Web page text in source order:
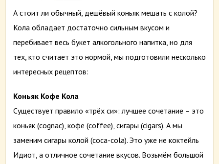
А стоит ли обычный, дешёвый коньяк мешать с колой?
Кола обладает достаточно сильным вкусом и
перебивает весь букет алкогольного напитка, но для
тех, кто считает это нормой, мы подготовили несколько
интересных рецептов:
Коньяк Кофе Кола
Существует правило «трёх си»: лучшее сочетание – это
коньяк (cognac), кофе (coffee), сигары (cigars). А мы
заменим сигары колой (coca-cola). Это уже не коктейль
Идиот, а отличное сочетание вкусов. Возьмём большой